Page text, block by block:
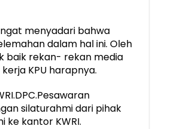
menyadari bahwa
dalam hal ini. Oleh
baik rekan- rekan media
KPU harapnya.
silaturahmi dari pihak
ke kantor KWRI.